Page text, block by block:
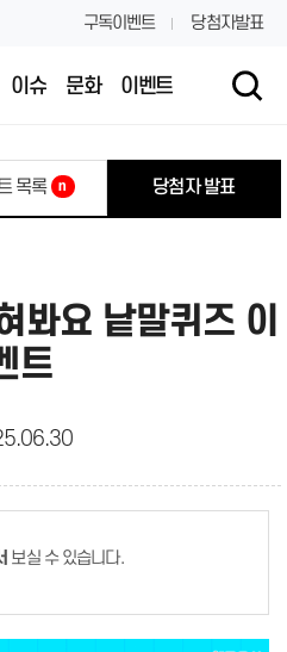
구독이벤트 당첨자발표
이슈 문화 이벤트
목록 n 당첨자 발표
봐요 낱말퀴즈 이
트
보실 수 있습니다.